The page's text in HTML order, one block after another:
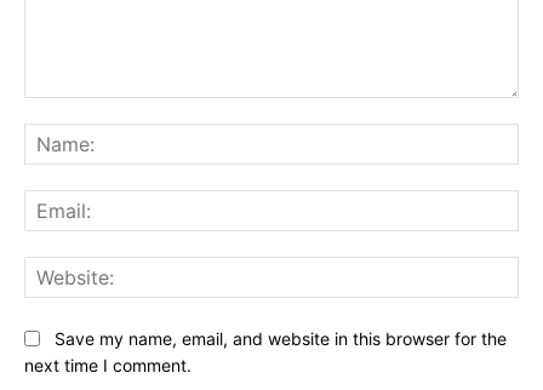
Save my name, email, and website in this browser for the
next time I comment.